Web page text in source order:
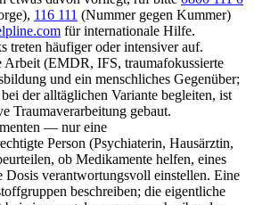
116 111 (Nummer gegen Kummer)
für internationale Hilfe.
treten häufiger oder intensiver auf.
Arbeit (EMDR, IFS, traumafokussierte
und ein menschliches Gegenüber;
der alltäglichen Variante begleiten, ist
Traumaverarbeitung gebaut.
— nur eine
Person (Psychiaterin, Hausärztin,
ob Medikamente helfen, eines
Dosis verantwortungsvoll einstellen. Eine
beschreiben; die eigentliche